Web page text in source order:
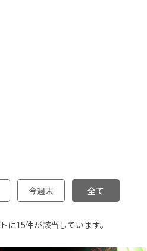
今週末 全て
に15件が該当しています。